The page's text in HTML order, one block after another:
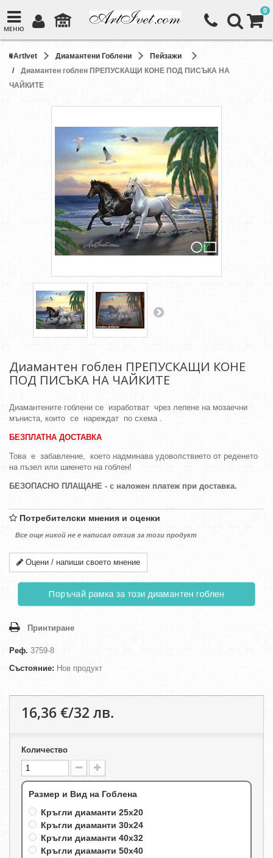
МЕНЮ
0
ArtIvet Диамантени Гоблени
Пейзажи
Диамантен гоблен ПРЕПУСКАЩИ КОНЕ ПОД ПИСЪКА НА
ЧАЙКИТЕ
Диамантен гоблен ПРЕПУСКАЩИ КОНЕ
ПОД ПИСЪКА НА ЧАЙКИТЕ
Диамантените гоблени се изработват чрез лепене на мозаечни
мъниста, които се нареждат по схема .
БЕЗПЛАТНА ДОСТАВКА
Това е забавление, което надминава удоволствието от реденето
на пъзел или шиенето на гоблен!
БЕЗОПАСНО ПЛАЩАНЕ - с наложен платеж при доставка.
Потребителски мнения и оценки
Все още никой не е написал отзив за този продукт
Оцени / напиши своето мнение
Поръчай рамка за този диамантен гоблен
Принтиране
Реф. 3759-8
Състояние: Нов продукт
16,36 €/32 лв.
Количество
Размер и Вид на Гоблена
Кръгли диаманти 25х20
Кръгли диаманти 30х24
Кръгли диаманти 40х32
Кръгли диаманти 50х40